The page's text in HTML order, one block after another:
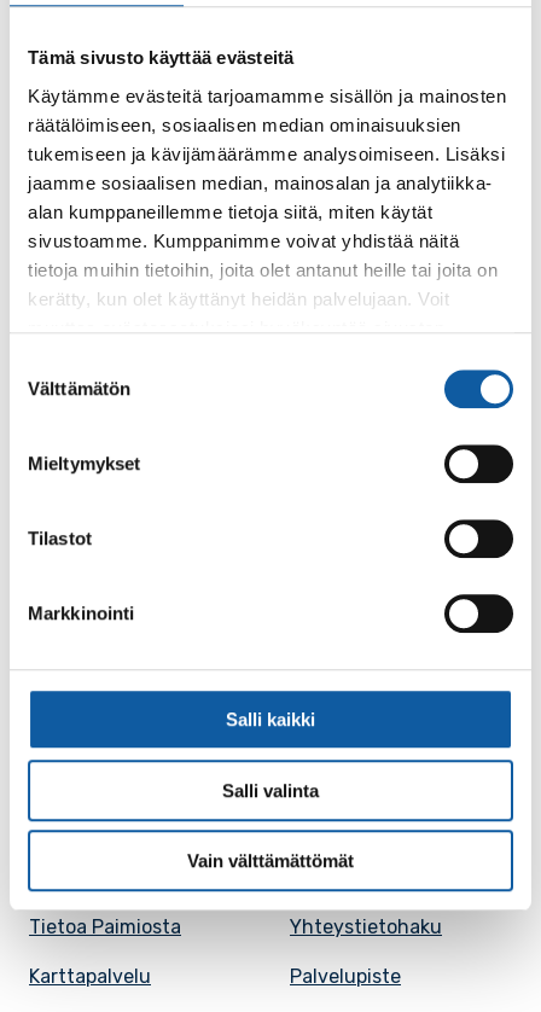
Tämä sivusto käyttää evästeitä
Käytämme evästeitä tarjoamamme sisällön ja mainosten
räätälöimiseen, sosiaalisen median ominaisuuksien
tukemiseen ja kävijämäärämme analysoimiseen. Lisäksi
jaamme sosiaalisen median, mainosalan ja analytiikka-
alan kumppaneillemme tietoja siitä, miten käytät
sivustoamme. Kumppanimme voivat yhdistää näitä
tietoja muihin tietoihin, joita olet antanut heille tai joita on
kerätty, kun olet käyttänyt heidän palvelujaan. Voit
valinta
Välttämätön
Mieltymykset
Tilastot
Markkinointi
Salli kaikki
Salli valinta
Vain välttämättömät
Asiasanat
Palaute
Tietoa Paimiosta
Karttapalvelu
Asiointi
Yhteystietohaku
Palvelupiste